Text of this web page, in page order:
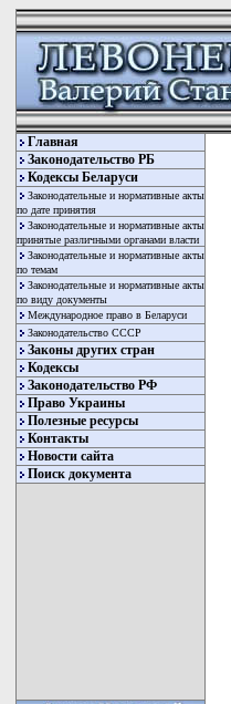
Главная
Законодательство РБ
Кодексы Беларуси
Законодательные и нормативные акты
по дате принятия
Законодательные и нормативные акты
принятые различными органами власти
Законодательные и нормативные акты
по темам
Законодательные и нормативные акты
по виду документы
Международное право в Беларуси
Законодательство СССР
Законы других стран
Кодексы
Законодательство РФ
Право Украины
Полезные ресурсы
Контакты
Новости сайта
Поиск документа